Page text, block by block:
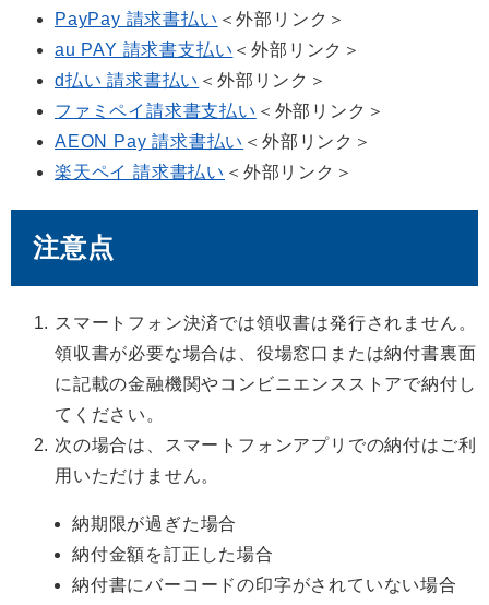
PayPay 請求書払い ＜外部リンク＞
au PAY 請求書支払い ＜外部リンク＞
d払い 請求書払い ＜外部リンク＞
ファミペイ請求書支払い ＜外部リンク＞
AEON Pay 請求書払い ＜外部リンク＞
楽天ペイ 請求書払い ＜外部リンク＞
注意点
スマートフォン決済では領収書は発行されません。
領収書が必要な場合は、役場窓口または納付書裏面
に記載の金融機関やコンビニエンスストアで納付し
てください。
次の場合は、スマートフォンアプリでの納付はご利
用いただけません。
納期限が過ぎた場合
納付金額を訂正した場合
納付書にバーコードの印字がされていない場合